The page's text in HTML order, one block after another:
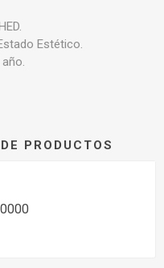
Estético.
PRODUCTOS